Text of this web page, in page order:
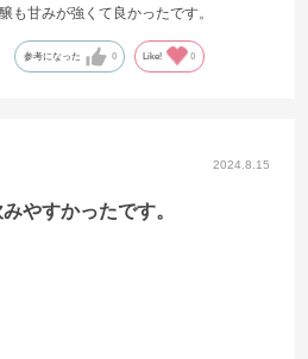
も甘みが強くて良かったです。
参考になった 0 Like! 0
2024.8.15
やすかったです。